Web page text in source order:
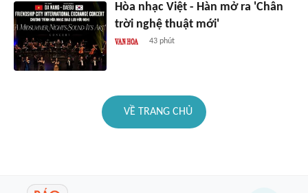
Hòa nhạc Việt - Hàn mở ra 'Chân
trời nghệ thuật mới'
43 phút
VỀ TRANG CHỦ